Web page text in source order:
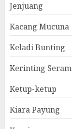
Jenjuang
Kacang Mucuna
Keladi Bunting
Kerinting Seram
Ketup-ketup
Kiara Payung